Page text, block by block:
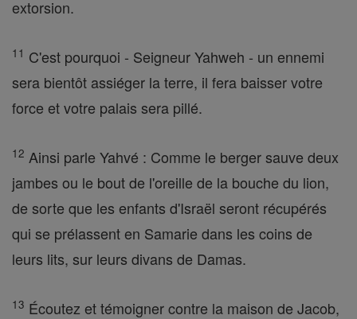
extorsion.
11 C'est pourquoi - Seigneur Yahweh - un ennemi
sera bientôt assiéger la terre, il fera baisser votre
force et votre palais sera pillé.
12 Ainsi parle Yahvé : Comme le berger sauve deux
jambes ou le bout de l'oreille de la bouche du lion,
de sorte que les enfants d'Israël seront récupérés
qui se prélassent en Samarie dans les coins de
leurs lits, sur leurs divans de Damas.
13 Écoutez et témoigner contre la maison de Jacob,